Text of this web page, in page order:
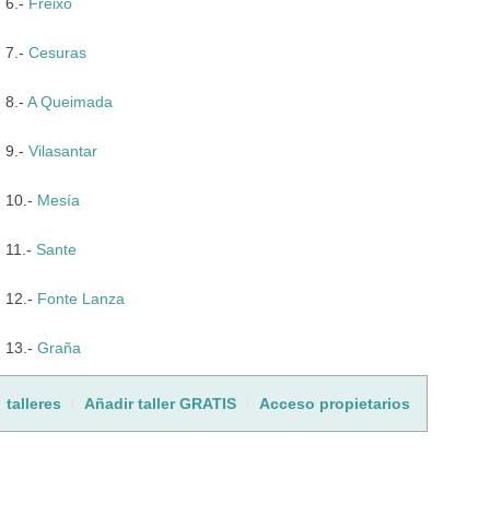
7.- Cesuras
8.- A Queimada
9.- Vilasantar
10.- Mesía
11.- Sante
12.- Fonte Lanza
13.- Graña
talleres Añadir taller GRATIS Acceso propietarios